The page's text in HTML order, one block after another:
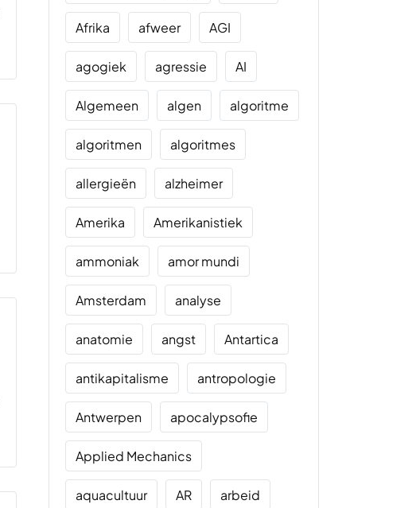
Afrika afweer AGI
agogiek agressie AI
Algemeen algen algoritme
algoritmen algoritmes
allergieën alzheimer
Amerika Amerikanistiek
ammoniak amor mundi
Amsterdam analyse
anatomie angst Antartica
antikapitalisme antropologie
Antwerpen apocalypsofie
Applied Mechanics
aquacultuur AR arbeid